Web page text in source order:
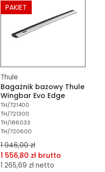
PAKIET
Thule
Bagażnik bazowy Thule
Wingbar Evo Edge
TH/721400
TH/721300
TH/186033
TH/720600
1 946,00 zł
1 556,80 zł brutto
1 265,69 zł netto